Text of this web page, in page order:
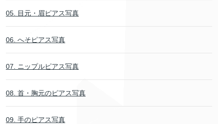
05. 目元・眉ピアス写真
06. へそピアス写真
07. ニップルピアス写真
08. 首・胸元のピアス写真
09. 手のピアス写真